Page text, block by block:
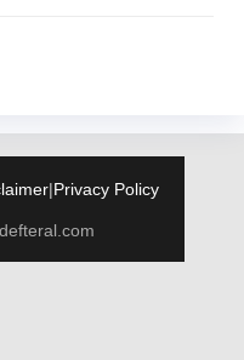
|Privacy Policy